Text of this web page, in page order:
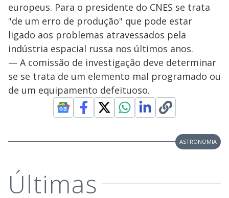
europeus. Para o presidente do CNES se trata
"de um erro de produção" que pode estar
ligado aos problemas atravessados pela
indústria espacial russa nos últimos anos.
— A comissão de investigação deve determinar
se se trata de um elemento mal programado ou
de um equipamento defeituoso.
ASTRONOMIA
Últimas